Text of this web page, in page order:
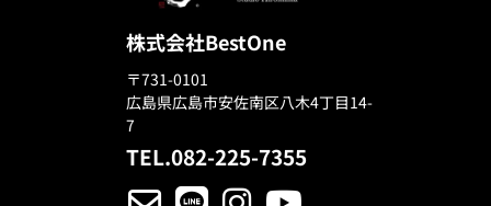
株式会社BestOne
〒731-0101
広島県広島市安佐南区八木4丁目14-
7
TEL.082-225-7355